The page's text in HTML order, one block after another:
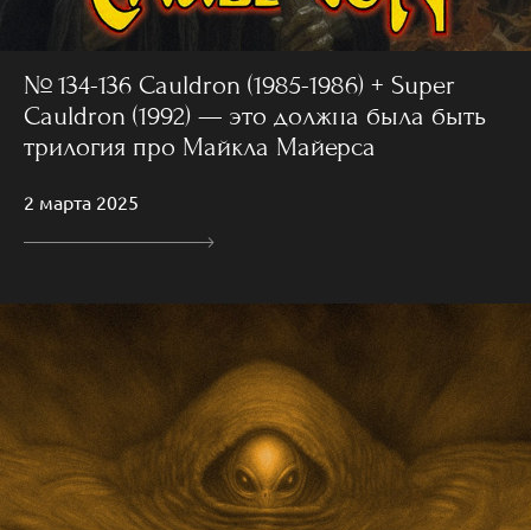
№ 134-136 Cauldron (1985-1986) + Super
Cauldron (1992) — это должна была быть
трилогия про Майкла Майерса
2 марта 2025